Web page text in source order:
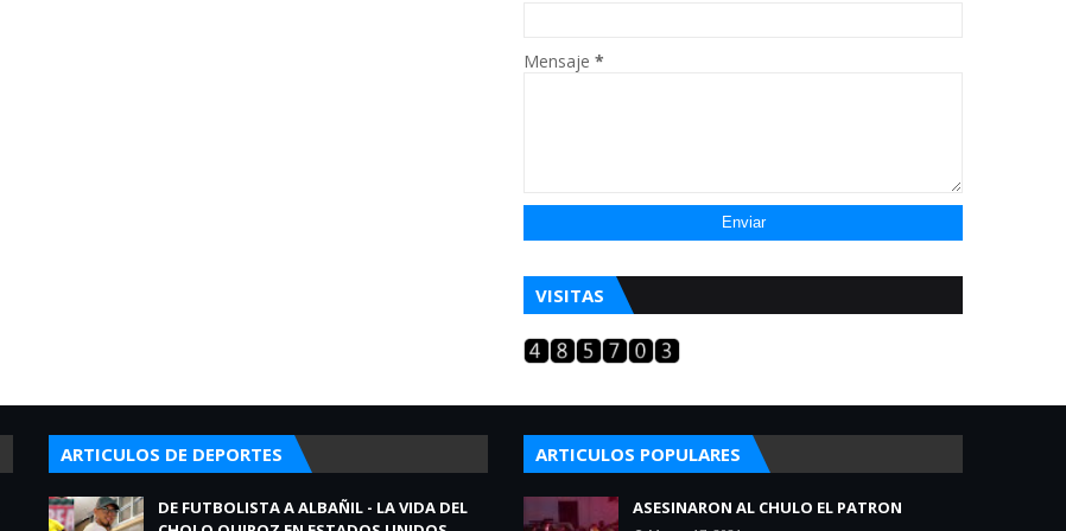
Mensaje *
VISITAS
ARTICULOS DE DEPORTES
DE FUTBOLISTA A ALBAÑIL - LA VIDA DEL
ARTICULOS POPULARES
ASESINARON AL CHULO EL PATRON